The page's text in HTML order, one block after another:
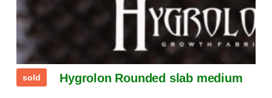
sold Hygrolon Rounded slab medium